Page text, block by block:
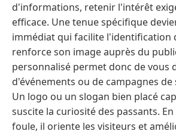
d'informations, retenir l'intérêt
efficace. Une tenue spécifique
immédiat qui facilite l'identification
renforce son image auprès du
personnalisé permet donc de vous
d'événements ou de campagnes
Un logo ou un slogan bien placé
suscite la curiosité des passants.
foule, il oriente les visiteurs et